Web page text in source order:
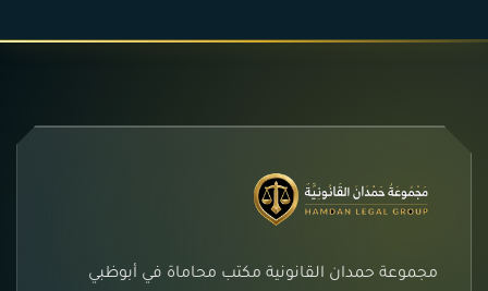
مجموعة حمدان القانونية مكتب محاماة في أبوظبي